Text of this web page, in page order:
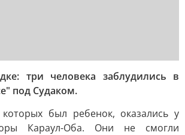
три человека заблудились в
под Судаком.
был ребенок, оказались у
Караул-Оба. Они не смогли